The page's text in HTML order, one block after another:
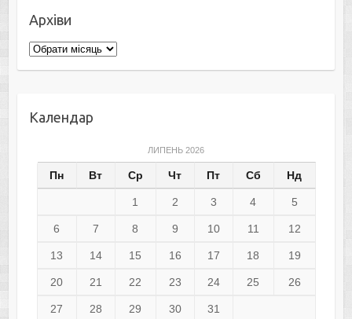
Архіви
Архіви
Календар
ЛИПЕНЬ 2026
Пн Вт Ср Чт Пт Сб Нд
1 2 3 4 5
6 7 8 9 10 11 12
13 14 15 16 17 18 19
20 21 22 23 24 25 26
27 28 29 30
31